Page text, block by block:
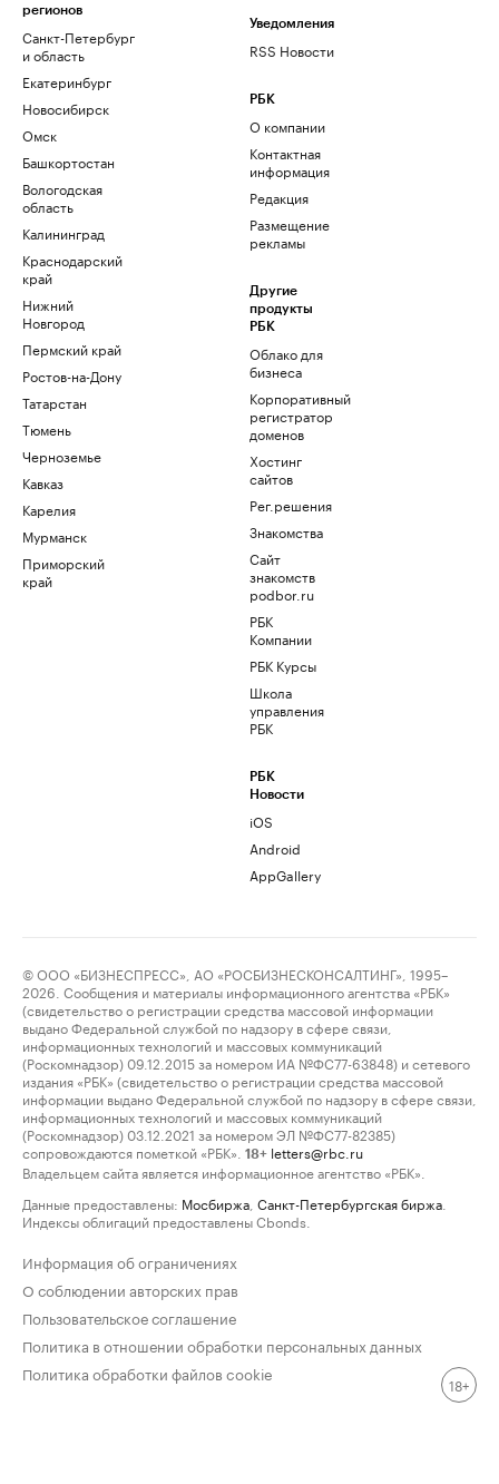
регионов
Санкт-Петербург
и область
Екатеринбург
Новосибирск
Омск
Башкортостан
Вологодская
область
Калининград
Краснодарский
край
Нижний
Новгород
Пермский край
Ростов-на-Дону
Татарстан
Тюмень
Черноземье
Кавказ
Карелия
Мурманск
Приморский
край
Уведомления
RSS Новости
РБК
О компании
Контактная
информация
Редакция
Размещение
рекламы
Другие
продукты
РБК
Облако для
бизнеса
Корпоративный
регистратор
доменов
Хостинг
сайтов
Рег.решения
Знакомства
Сайт
знакомств
podbor.ru
РБК
Компании
РБК Курсы
Школа
управления
РБК
РБК
Новости
iOS
Android
AppGallery
© ООО «БИЗНЕСПРЕСС», АО «РОСБИЗНЕСКОНСАЛТИНГ», 1995–
2026. Сообщения и материалы информационного агентства «РБК»
(свидетельство о регистрации средства массовой информации
выдано Федеральной службой по надзору в сфере связи,
информационных технологий и массовых коммуникаций
(Роскомнадзор) 09.12.2015 за номером ИА №ФС77-63848) и сетевого
издания «РБК» (свидетельство о регистрации средства массовой
информации выдано Федеральной службой по надзору в сфере связи,
информационных технологий и массовых коммуникаций
(Роскомнадзор) 03.12.2021 за номером ЭЛ №ФС77-82385)
сопровождаются пометкой «РБК».
18+ letters@rbc.ru
Владельцем сайта является информационное агентство «РБК».
Данные предоставлены: Мосбиржа Санкт-Петербургская биржа
Индексы облигаций предоставлены Cbonds.
Информация об ограничениях
О соблюдении авторских прав
Пользовательское соглашение
Политика в отношении обработки персональных данных
Политика обработки файлов cookie
18+